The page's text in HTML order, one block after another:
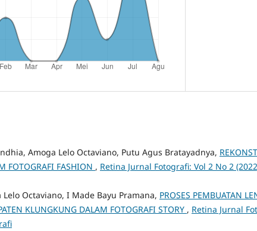
Amoga Lelo Octaviano, Putu Agus Bratayadnya,
FOTOGRAFI FASHION , Retina Jurnal Fotografi: Vol 2 No 2
Octaviano, I Made Bayu Pramana, PROSES PEMBUATAN
KLUNGKUNG DALAM FOTOGRAFI STORY , Retina Jurnal